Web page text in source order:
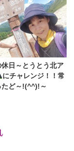
日～とうとう北ア
にチャレンジ！！常
たど～!(^^)!～